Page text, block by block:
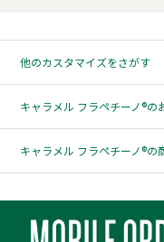
他のカスタマイズをさがす
キャラメル フラペチーノ®の
キャラメル フラペチーノ®の